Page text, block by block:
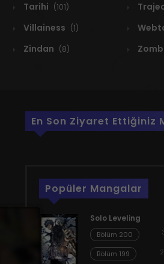
Tarihi (101)
Villainess (1)
Zindan (8)
En Son Ziyaret Ettiğiniz
Popüler Mangalar
Solo Leveling
Bölüm 200
Bölüm 199